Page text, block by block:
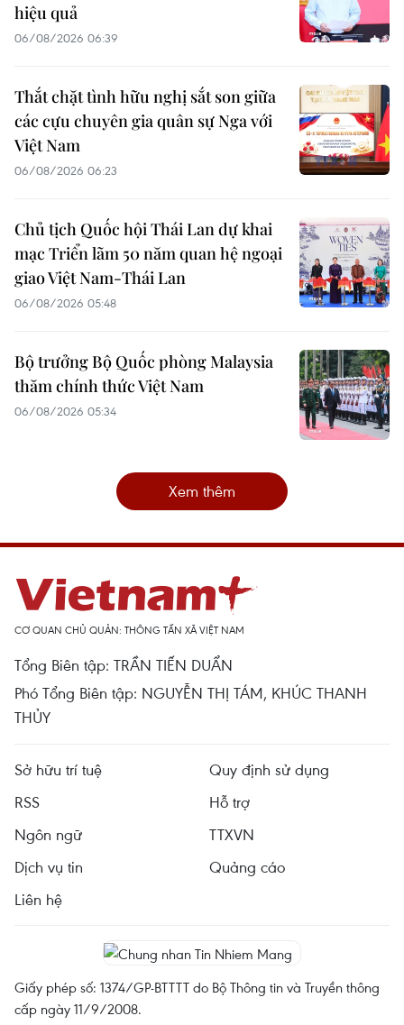
hiệu quả
06/08/2026 06:39
Thắt chặt tình hữu nghị sắt son giữa
các cựu chuyên gia quân sự Nga với
Việt Nam
06/08/2026 06:23
Chủ tịch Quốc hội Thái Lan dự khai
mạc Triển lãm 50 năm quan hệ ngoại
giao Việt Nam-Thái Lan
06/08/2026 05:48
Bộ trưởng Bộ Quốc phòng Malaysia
thăm chính thức Việt Nam
06/08/2026 05:34
Xem thêm
CƠ QUAN CHỦ QUẢN: THÔNG TẤN XÃ VIỆT NAM
Tổng Biên tập: TRẦN TIẾN DUẨN
Phó Tổng Biên tập: NGUYỄN THỊ TÁM, KHÚC THANH
THỦY
Sở hữu trí tuệ
Quy định sử dụng
RSS
Hỗ trợ
Ngôn ngữ
TTXVN
Dịch vụ tin
Quảng cáo
Liên hệ
Giấy phép số: 1374/GP-BTTTT do Bộ Thông tin và Truyền thông
cấp ngày 11/9/2008.